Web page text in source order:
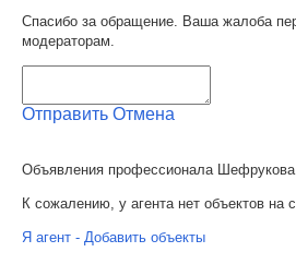
Спасибо за обращение. Ваша жалоба
модераторам.
Отправить Отмена
Объявления профессионала
К сожалению, у агента нет объектов на
Я агент - Добавить объекты